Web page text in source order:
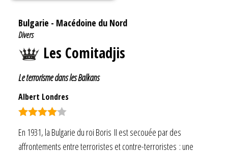
Bulgarie - Macédoine du Nord
Divers
Les Comitadjis
Le terrorisme dans les Balkans
Albert Londres
sur 5
En 1931, la Bulgarie du roi Boris II est secouée par des
affrontements entre terroristes et contre-terroristes : une